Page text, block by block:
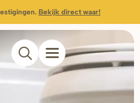
Bekijk direct waar!